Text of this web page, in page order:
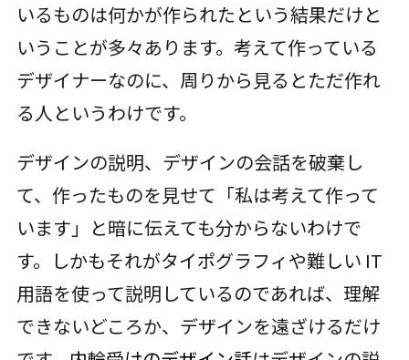
いるものは何かが作られたという結果だけと
いうことが多々あります。考えて作っている
デザイナーなのに、周りから見るとただ作れ
る人というわけです。
デザインの説明、デザインの会話を破棄し
て、作ったものを見せて「私は考えて作って
います」と暗に伝えても分からないわけで
す。しかもそれがタイポグラフィや難しい IT
用語を使って説明しているのであれば、理解
できないどころか、デザインを遠ざけるだけ